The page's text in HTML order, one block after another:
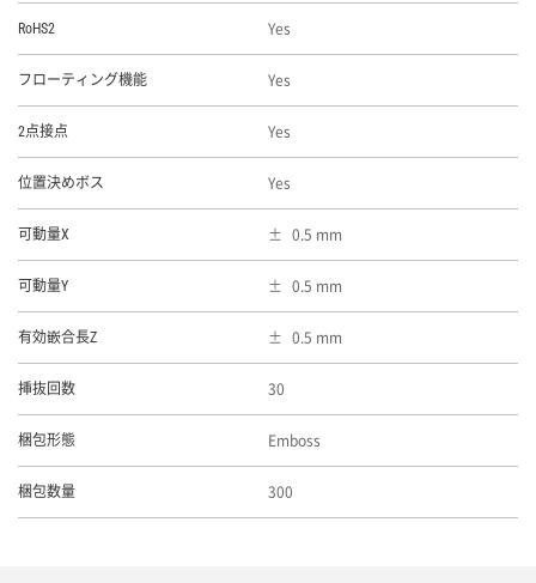
RoHS2 Yes
フローティング機能 Yes
2点接点 Yes
位置決めボス Yes
可動量X 0.5 mm
可動量Y 0.5 mm
有効嵌合長Z 0.5 mm
挿抜回数 30
梱包形態 Emboss
梱包数量 300